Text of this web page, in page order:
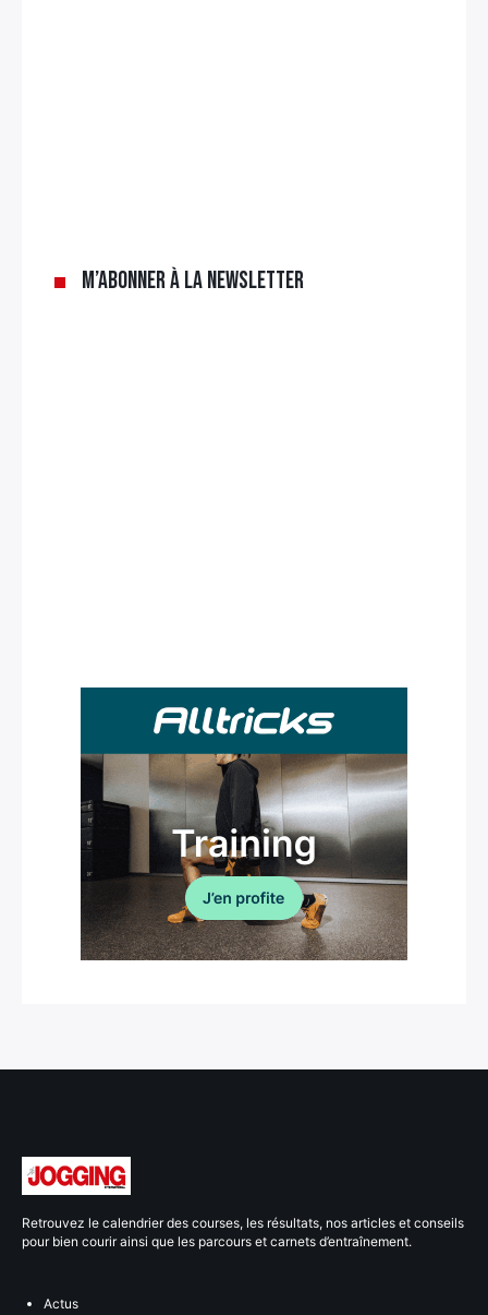
M’abonner à la newsletter
Retrouvez le calendrier des courses, les résultats, nos articles et conseils
pour bien courir ainsi que les parcours et carnets d’entraînement.
Actus